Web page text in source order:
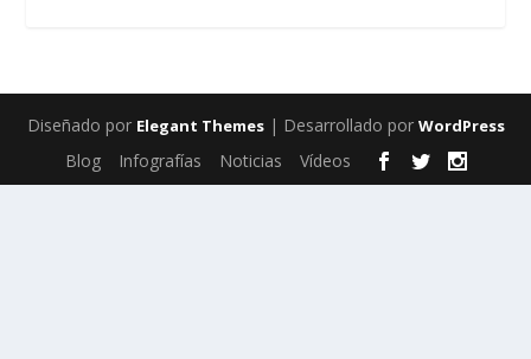
Diseñado por Elegant Themes| Desarrollado por WordPress
Blog Infografías Noticias Vídeos